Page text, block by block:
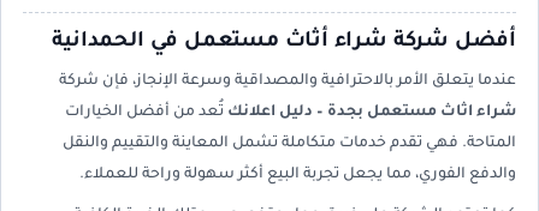
أفضل شركة شراء أثاث مستعمل في الحمدانية
عندما يتعلق الأمر بالاحترافية والمصداقية وسرعة الإنجاز، فإن شركة
شراء اثاث مستعمل بجدة – دليل اعلانك تُعد من أفضل الخيارات
المتاحة. فهي تقدم خدمات متكاملة تشمل المعاينة والتقييم والنقل
والدفع الفوري، مما يجعل تجربة البيع أكثر سهولة وراحة للعملاء.